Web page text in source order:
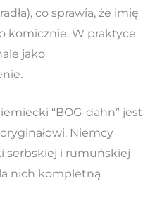
co sprawia, że imię
komicznie. W praktyce
jako
“BOG-dahn” jest
Niemcy
serbskiej i rumuńskiej
nich kompletną